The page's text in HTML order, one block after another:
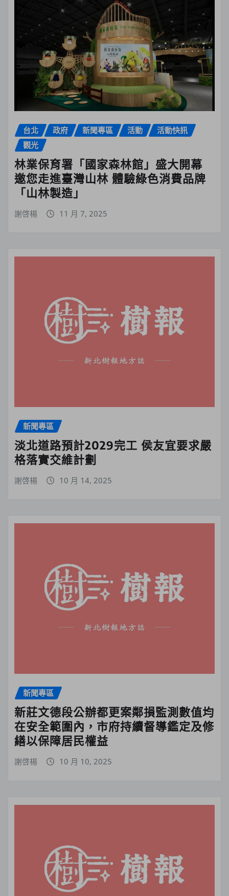
台北 政府 新聞專區 活動
活動快訊
觀光
林業保育署「國家森林館」盛大開幕
邀您走進臺灣山林 體驗綠色消費品牌
「山林製造」
謝啓楊 11 月 7, 2025
新聞專區
淡北道路預計2029完工 侯友宜要求嚴
格落實交維計劃
謝啓楊 10 月 14, 2025
新聞專區
新莊文德段公辦都更案鄰損監測數值均
在安全範圍內，市府持續督導鑑定及修
繕以保障居民權益
謝啓楊 10 月 10, 2025